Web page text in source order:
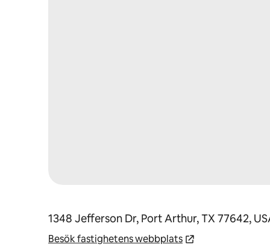
1348 Jefferson Dr, Port Arthur, TX 77642,
Besök fastighetens webbplats